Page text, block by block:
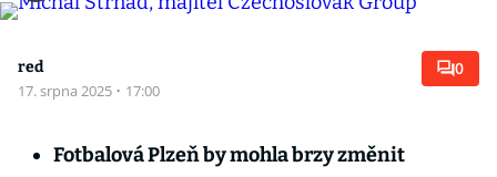
red
17. srpna 2025 · 17:00
0
Fotbalová Plzeň by mohla brzy změnit